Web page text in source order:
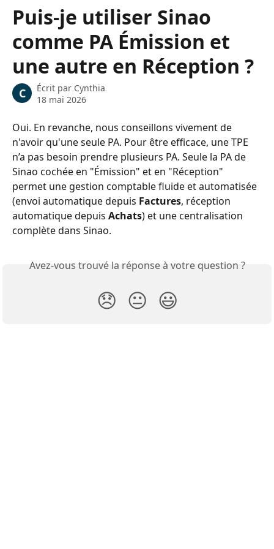
Passer au contenu principal
Puis-je utiliser Sinao
comme PA Émission et
une autre en Réception ?
C Écrit par Cynthia
18 mai 2026
Oui. En revanche, nous conseillons vivement de
n'avoir qu'une seule PA. Pour être efficace, une TPE
n’a pas besoin prendre plusieurs PA. Seule la PA de
Sinao cochée en "Émission" et en "Réception"
permet une gestion comptable fluide et automatisée
(envoi automatique depuis Factures, réception
automatique depuis Achats) et une centralisation
complète dans Sinao.
Avez-vous trouvé la réponse à votre question ?
😞 😐 😃